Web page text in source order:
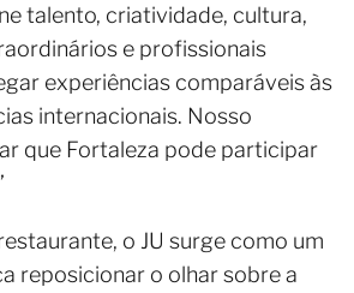
talento, criatividade, cultura,
e profissionais
experiências comparáveis às
internacionais. Nosso
que Fortaleza pode participar
o JU surge como um
reposicionar o olhar sobre a